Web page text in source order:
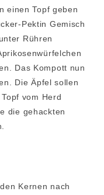
einen Topf geben
Pektin Gemisch
Rühren
Das Kompott nun
Die Äpfel sollen
vom Herd
die gehackten
Kernen nach